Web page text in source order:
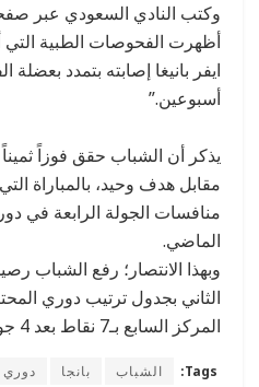
وكتب النادي السعودي عبر
أظهرت الفحوصات الطبية التي
ايفر بانيغا إصابته بتمدد
أسبوعين.”
يذكر أن الشباب حقق فوزاً ثميناً
مقابل هدف وحيد، بالمباراة
منافسات الجولة الرابعة في
الماضي.
الثاني بجدول ترتيب دوري
المركز السابع بـ7 نقاط بعد 4 جولات.
Tags: الشباب بانجا دوري